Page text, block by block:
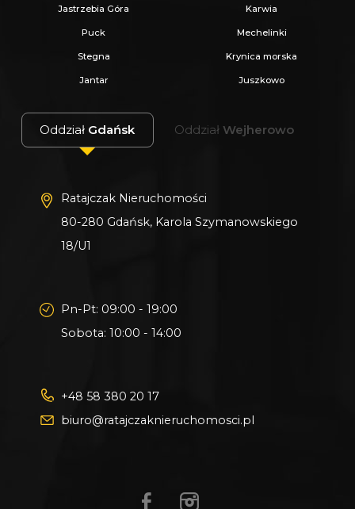
działki
- teren biologicznie czynny: minimum 50%
Minimalna powierzchnia nowo wydzielanych
działek: 1000 m²
Link do pełnej uchwały:
https://wejherowo.e-mapa.net/?
Lokalizacja:
Działka znajduje się w spokojnej części
dojazdowej. Okolica jest zielona i malownicza -
w pobliżu znajdują się lasy, łąki oraz jeziora
z naturą i spokojne otoczenie.
oddalony jest o około 100 metrów (zaledwie
Jastrzebia Góra Karwia
Puck Mechelinki
Stegna Krynica morska
Jantar Juszkowo
Oddział Gdańsk Oddział Wejherowo
Ratajczak Nieruchomości
80-280 Gdańsk, Karola Szymanowskiego
18/U1
Pn-Pt: 09:00 - 19:00
Sobota: 10:00 - 14:00
+48 58 380 20 17
biuro@ratajczaknieruchomosci.pl